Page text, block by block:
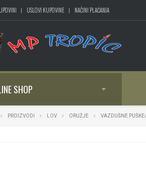
USLOVI KUPOVINE NAČINI PLAĆANJA
SHOP
PROIZVODI LOV ORUŽJE VAZDUŠNE